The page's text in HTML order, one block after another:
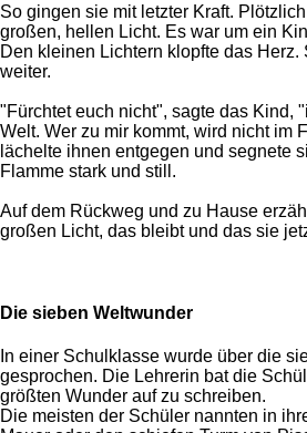
So gingen sie mit letzter Kraft.
großen, hellen Licht. Es war um ein
Den kleinen Lichtern klopfte das
weiter.
"Fürchtet euch nicht", sagte das Kind,
Welt. Wer zu mir kommt, wird nicht im
lächelte ihnen entgegen und segnete
Flamme stark und still.
Auf dem Rückweg und zu Hause
großen Licht, das bleibt und das sie
Die sieben Weltwunder
In einer Schulklasse wurde über die
gesprochen. Die Lehrerin bat die
größten Wunder auf zu schreiben.
Die meisten der Schüler nannten in